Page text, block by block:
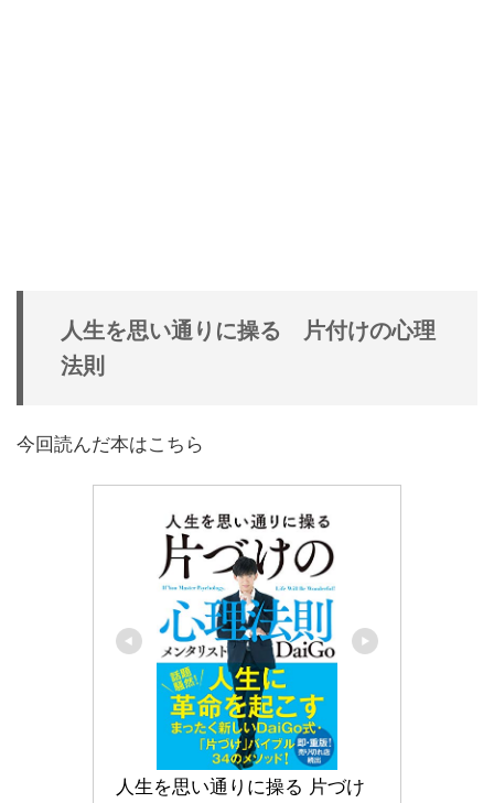
人生を思い通りに操る 片付けの心理
法則
今回読んだ本はこちら
人生を思い通りに操る 片づけ